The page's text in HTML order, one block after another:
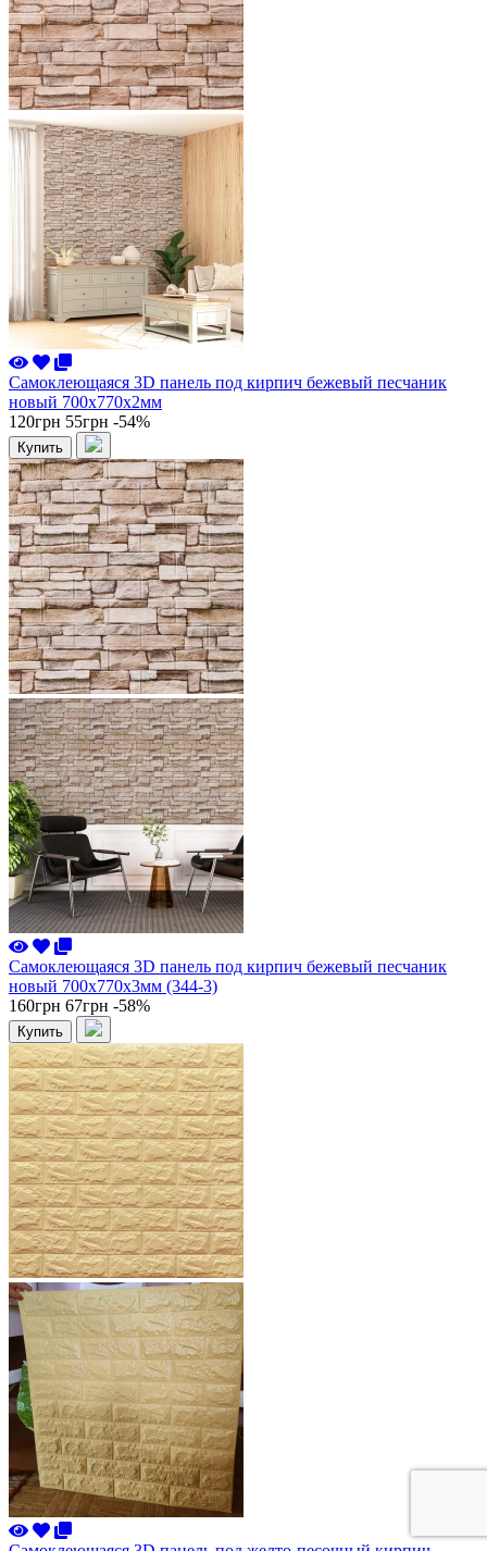
Самоклеющаяся 3D панель под кирпич бежевый песчаник
новый 700x770x2мм
120грн 55грн -54%
Купить
Самоклеющаяся 3D панель под кирпич бежевый песчаник
новый 700x770x3мм (344-3)
160грн 67грн -58%
Купить